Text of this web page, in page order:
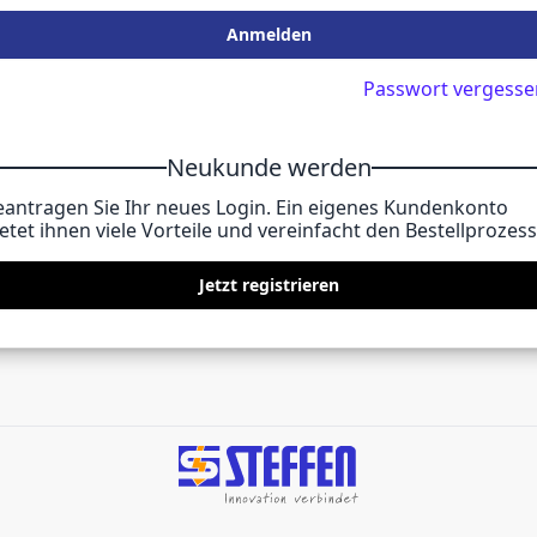
Anmelden
Passwort
Neukunde werden
Sie Ihr neues Login. Ein eigenes Kundenkonto
ihnen viele Vorteile und vereinfacht den
Jetzt registrieren